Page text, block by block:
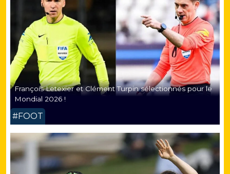
François Letexier et Clément Turpin sélectionnés pour le
Mondial 2026 !
#FOOT